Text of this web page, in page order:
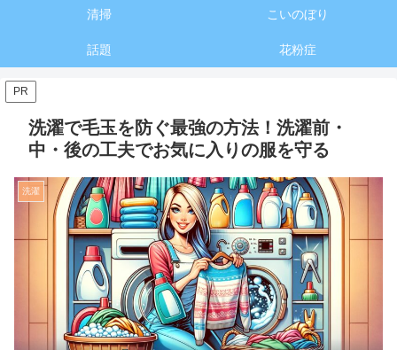
清掃 こいのぼり
話題 花粉症
PR
洗濯で毛玉を防ぐ最強の方法！洗濯前・
中・後の工夫でお気に入りの服を守る
洗濯